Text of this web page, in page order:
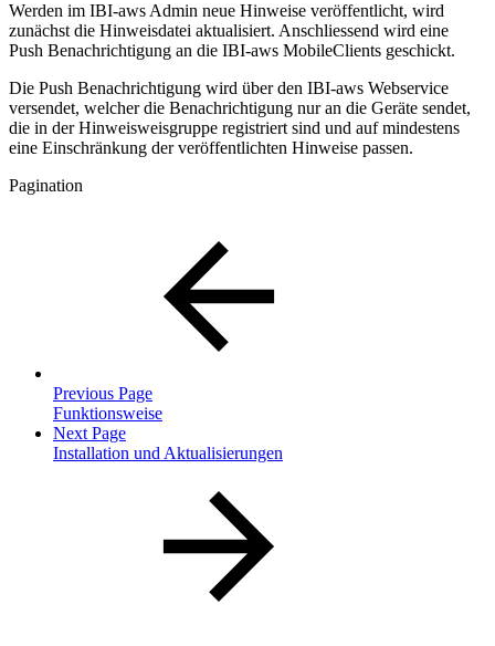
Werden im IBI-aws Admin neue Hinweise veröffentlicht, wird
zunächst die Hinweisdatei aktualisiert. Anschliessend wird eine
Push Benachrichtigung an die IBI-aws MobileClients geschickt.
Die Push Benachrichtigung wird über den IBI-aws Webservice
versendet, welcher die Benachrichtigung nur an die Geräte sendet,
die in der Hinweisweisgruppe registriert sind und auf mindestens
eine Einschränkung der veröffentlichten Hinweise passen.
Pagination
Previous Page
Funktionsweise
Next Page
Installation und Aktualisierungen